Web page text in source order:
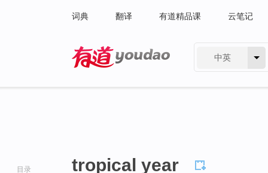
词典 翻译 有道精品课 云笔记
中英
目录 tropical year